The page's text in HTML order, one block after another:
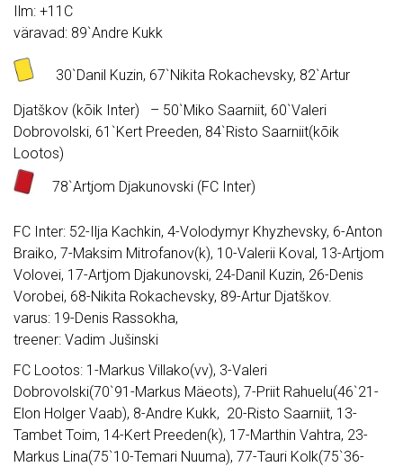
Ilm: +11C
väravad: 89`Andre Kukk
30`Danil Kuzin, 67`Nikita Rokachevsky, 82`Artur
Djatškov (kõik Inter) – 50`Miko Saarniit, 60`Valeri
Dobrovolski, 61`Kert Preeden, 84`Risto Saarniit(kõik
Lootos)
78`Artjom Djakunovski (FC Inter)
FC Inter: 52-Ilja Kachkin, 4-Volodymyr Khyzhevsky, 6-Anton
Braiko, 7-Maksim Mitrofanov(k), 10-Valerii Koval, 13-Artjom
Volovei, 17-Artjom Djakunovski, 24-Danil Kuzin, 26-Denis
Vorobei, 68-Nikita Rokachevsky, 89-Artur Djatškov.
varus: 19-Denis Rassokha,
treener: Vadim Jušinski
FC Lootos: 1-Markus Villako(vv), 3-Valeri
Dobrovolski(70`91-Markus Mäeots), 7-Priit Rahuelu(46`21-
Elon Holger Vaab), 8-Andre Kukk, 20-Risto Saarniit, 13-
Tambet Toim, 14-Kert Preeden(k), 17-Marthin Vahtra, 23-
Markus Lina(75`10-Temari Nuuma), 77-Tauri Kolk(75`36-